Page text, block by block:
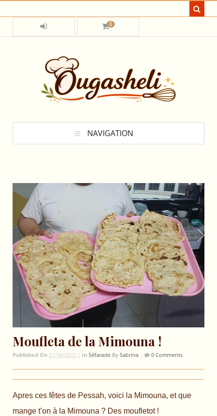
0
NAVIGATION
Moufleta de la Mimouna !
Published On 21/04/2022 | In Séfarade By Sabrina| 0 Comments
Apres ces fêtes de Pessah, voici la Mimouna, et que
mange t’on à la Mimouna ? Des moufletot !